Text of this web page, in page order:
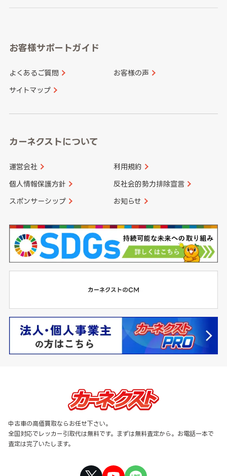
愛知県
和歌山県
山口県
香川県 愛媛県
長崎県
大分県 宮崎県
お客様サポートガイド
よくあるご質問 お客様の声
サイトマップ
カーネクストについて
運営会社 利用規約
個人情報保護方針 反社会的勢力排除宣言
スポンサーシップ お知らせ
中古車の高価買取ならお任せ下さい。
全国対応でレッカー引取代は無料です。まずは無料査定から。お電話一本で
査定は完了いたします。